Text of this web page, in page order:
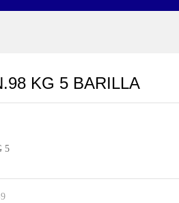
KG 5 BARILLA
5